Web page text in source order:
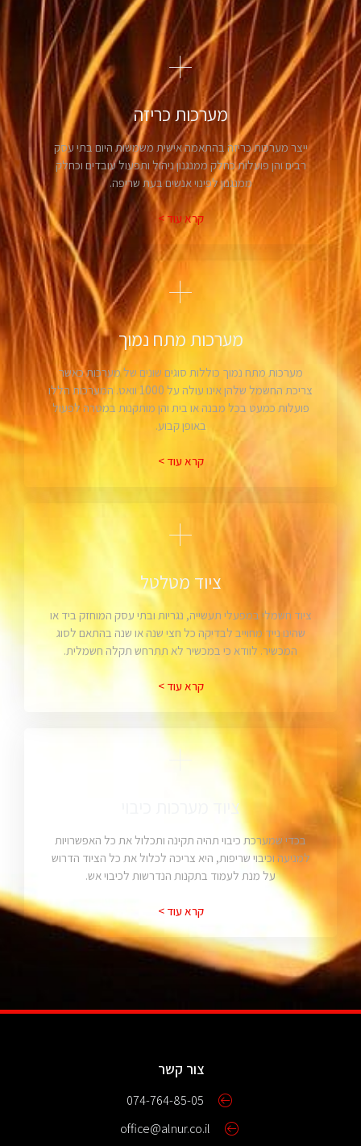
מערכות כריזה
ייצר מערכות כריזה בהתאמה אישית משמשות היום בתי עסק
רבים והן פועלות כחלק ממנגנון ניהול ותפעול עובדים וכחלק
ממנגנון לפינוי אנשים בעת שריפה.
קרא עוד >
מערכות מתח נמוך
מערכות מתח נמוך כוללות סוגים שונים של מערכות כאשר
צריכת החשמל שלהן אינו עולה על 1000 וואט. המערכות הללו
פועלות כמעט בכל מבנה או בית והן מותקנות במטרה לפעול
באופן קבוע.
קרא עוד >
ציוד מטלטל
ציוד חשמלי במפעלי תעשייה, נגריות ובתי עסק המוחזק ביד או
שהינו נייד מחוייב לבדיקה כל חצי שנה או שנה בהתאם לסוג
המכשיר. לוודא כי במכשיר לא תתרחש תקלה חשמלית.
קרא עוד >
ציוד מערכות כיבוי
בכדי שמערכת כיבוי תהיה תקינה ותכלול את כל האפשרויות
למניעה וכיבוי שריפות, היא צריכה לכלול את כל הציוד הדרוש
על מנת לעמוד בתקנות הנדרשות לכיבוי אש.
קרא עוד >
צור קשר
074-764-85-05
office@alnur.co.il